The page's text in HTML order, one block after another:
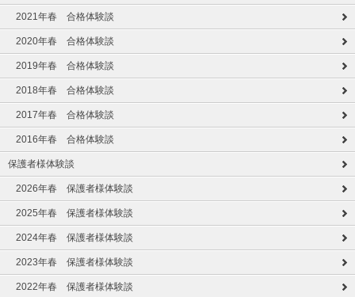
2021年春 合格体験談
2020年春 合格体験談
2019年春 合格体験談
2018年春 合格体験談
2017年春 合格体験談
2016年春 合格体験談
保護者様体験談
2026年春 保護者様体験談
2025年春 保護者様体験談
2024年春 保護者様体験談
2023年春 保護者様体験談
2022年春 保護者様体験談